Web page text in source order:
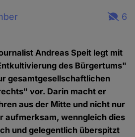
6
Andreas Speit legt mit
des Bürgertums"
gesamtgesellschaftlichen
vor. Darin macht er
aus der Mitte und nicht nur
aufmerksam, wenngleich dies
und gelegentlich überspitzt